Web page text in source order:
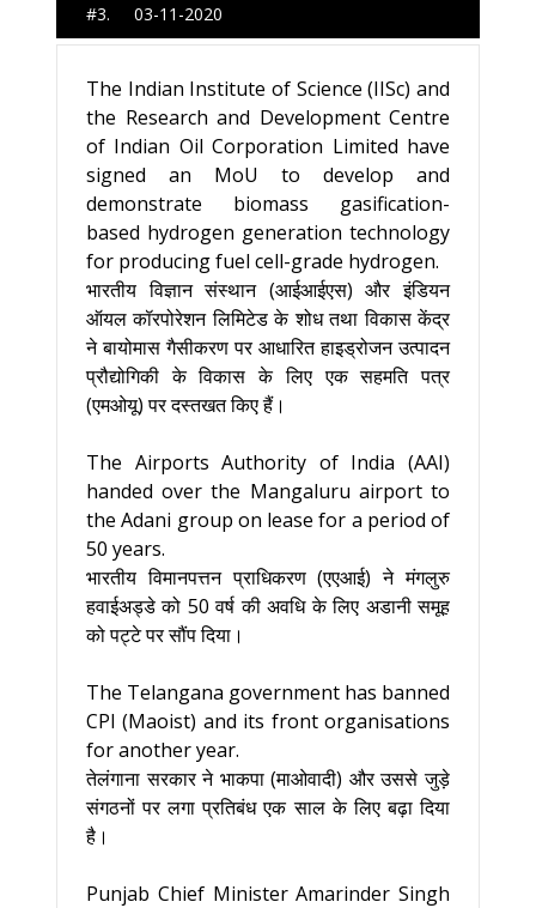
#3. 03-11-2020
The Indian Institute of Science (IISc) and
the Research and Development Centre
of Indian Oil Corporation Limited have
signed an MoU to develop and
demonstrate biomass gasification-
based hydrogen generation technology
for producing fuel cell-grade hydrogen.
भारतीय विज्ञान संस्थान (आईआईएस) और इंडियन
ऑयल कॉरपोरेशन लिमिटेड के शोध तथा विकास केंद्र
ने बायोमास गैसीकरण पर आधारित हाइड्रोजन उत्पादन
प्रौद्योगिकी के विकास के लिए एक सहमति पत्र
(एमओयू) पर दस्तखत किए हैं।
The Airports Authority of India (AAI)
handed over the Mangaluru airport to
the Adani group on lease for a period of
50 years.
भारतीय विमानपत्तन प्राधिकरण (एएआई) ने मंगलुरु
हवाईअड्डे को 50 वर्ष की अवधि के लिए अडानी समूह
को पट्टे पर सौंप दिया।
The Telangana government has banned
CPI (Maoist) and its front organisations
for another year.
तेलंगाना सरकार ने भाकपा (माओवादी) और उससे जुड़े
संगठनों पर लगा प्रतिबंध एक साल के लिए बढ़ा दिया
है।
Punjab Chief Minister Amarinder Singh